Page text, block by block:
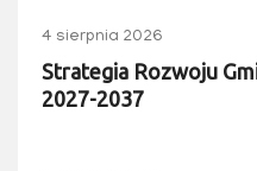
4 sierpnia 2026
Strategia Rozwoju
2027-2037